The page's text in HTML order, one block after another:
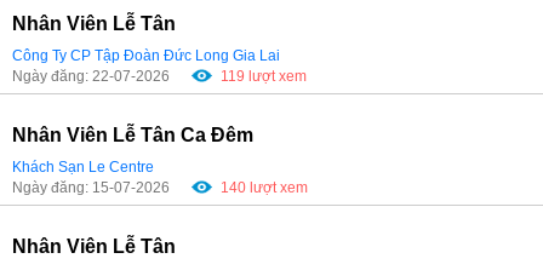
Nhân Viên Lễ Tân
Công Ty CP Tập Đoàn Đức Long Gia Lai
Ngày đăng: 22-07-2026
119 lượt xem
Nhân Viên Lễ Tân Ca Đêm
Khách Sạn Le Centre
Ngày đăng: 15-07-2026
140 lượt xem
Nhân Viên Lễ Tân